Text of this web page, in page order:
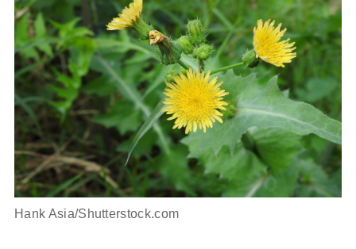
Hank Asia/Shutterstock.com